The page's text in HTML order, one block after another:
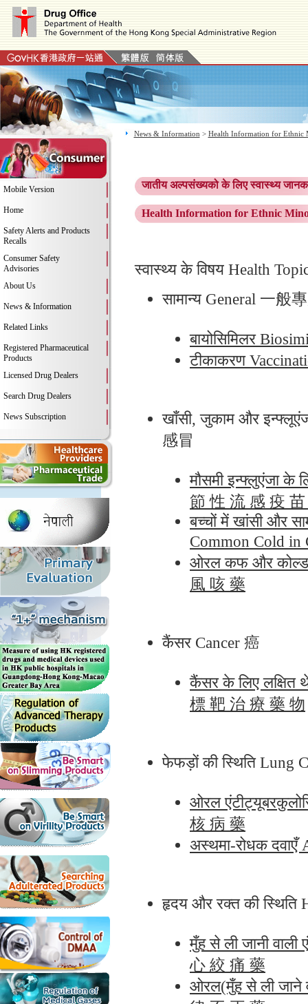
Mobile Version
Home
Safety Alerts and Products
Recalls
Consumer Safety
Advisories
About Us
News & Information
Related Links
Registered Pharmaceutical
Products
Licensed Drug Dealers
Search Drug Dealers
News Subscription
News & Information > Health Information for Ethnic
जातीय अल्पसंख्यको के लिए स्वास्थ्य
Health Information for Ethnic
स्वास्थ्य के विषय Health
सामान्य General 一般
बायोसिमिलर
टीकाकरण
खाँसी, जुकाम और
感冒
मौसमी इन्फ्लुएंजा के
節 性 流 感 疫
बच्चों में खांसी और
Common Cold
ओरल कफ और कोल्ड
風 咳 藥
कैंसर Cancer 癌
कैंसर के लिए लक्षित
標 靶 治 療 藥 物
फेफड़ों की स्थिति Lung
ओरल
核 病 藥
अस्थमा-रोधक
हृदय और रक्त की
मुँह से ली जानी
心 絞 痛 藥
ओरल(मुँह से ली जाने